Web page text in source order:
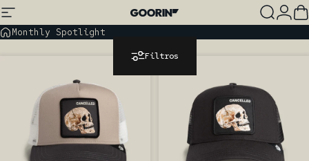
Ir directamente al contenido
Navegación
Goorin Bros. Buscar
Monthly Spotlight
Filtros